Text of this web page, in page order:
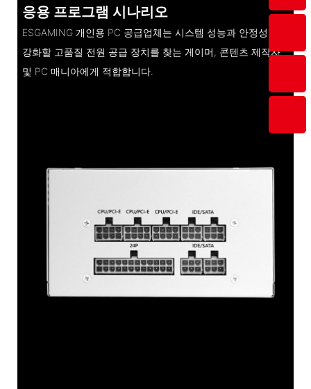
응용 프로그램 시나리오
ESGAMING 개인용 PC 공급업체는 시스템 성능과 안정성을
강화할 고품질 전원 공급 장치를 찾는 게이머, 콘텐츠 제작자
및 PC 매니아에게 적합합니다.